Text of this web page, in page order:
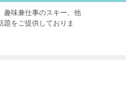
趣味兼仕事のスキー、他
題をご提供しておりま